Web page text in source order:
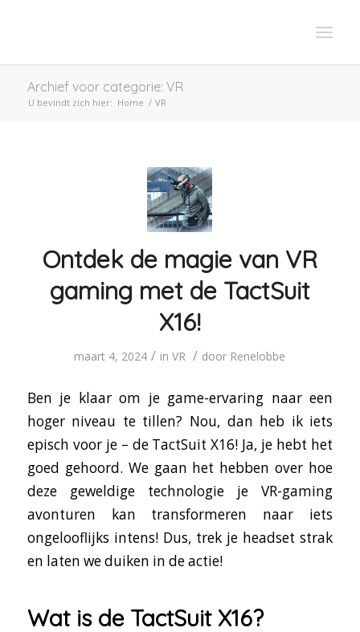
Archief voor categorie: VR
U bevindt zich hier: Home / VR
Ontdek de magie van VR
gaming met de TactSuit
X16!
maart 4, 2024 / inVR / door Renelobbe
Ben je klaar om je game-ervaring naar een
hoger niveau te tillen? Nou, dan heb ik iets
episch voor je – de TactSuit X16! Ja, je hebt het
goed gehoord. We gaan het hebben over hoe
deze geweldige technologie je VR-gaming
avonturen kan transformeren naar iets
ongelooflijks intens! Dus, trek je headset strak
en laten we duiken in de actie!
Wat is de TactSuit X16?